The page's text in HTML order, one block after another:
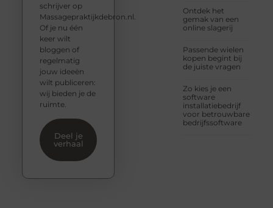
Ontdek het
gemak van een
online slagerij
Passende wielen
kopen begint bij
de juiste vragen
Zo kies je een
software
installatiebedrijf
voor betrouwbare
bedrijfssoftware
schrijver op
Massagepraktijkdebron.nl.
Of je nu één
keer wilt
bloggen of
regelmatig
jouw ideeën
wilt publiceren:
wij bieden je de
ruimte.
Deel je
verhaal